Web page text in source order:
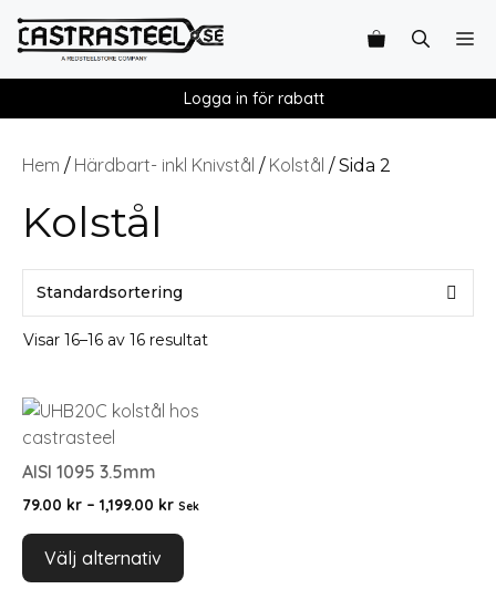
Logga in för rabatt
Hem / Härdbart- inkl Knivstål / Kolstål / Sida 2
Kolstål
Visar 16–16 av 16 resultat
AISI 1095 3.5mm
79.00 kr – 1,199.00 kr Sek
Välj alternativ